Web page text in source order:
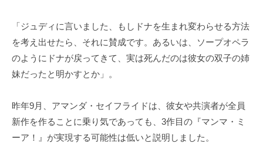
「ジュディに言いました、もしドナを生まれ変わらせる方法
を考え出せたら、それに賛成です。あるいは、ソープオペラ
のようにドナが戻ってきて、実は死んだのは彼女の双子の姉
妹だったと明かすとか」。
昨年9月、アマンダ・セイフライドは、彼女や共演者が全員
新作を作ることに乗り気であっても、3作目の『マンマ・ミ
ーア！』が実現する可能性は低いと説明しました。